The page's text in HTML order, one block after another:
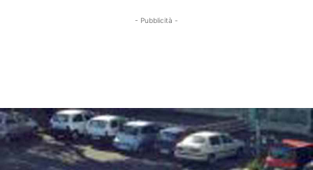
- Pubblicità -